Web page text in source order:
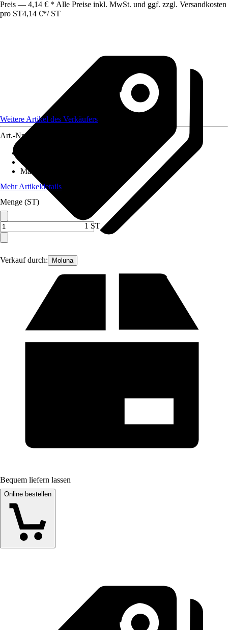
Preis — 4,14 € * Alle Preise inkl. MwSt. und ggf. zzgl. Versandkosten
pro ST4,14 €*/ ST
Verkauf durch: Moluna
Weitere Artikel des Verkäufers
Art.-Nr.
Grundfarbe
Material
Mehr Artikeldetails
Menge (ST)
1 ST
Bequem liefern lassen
Online bestellen